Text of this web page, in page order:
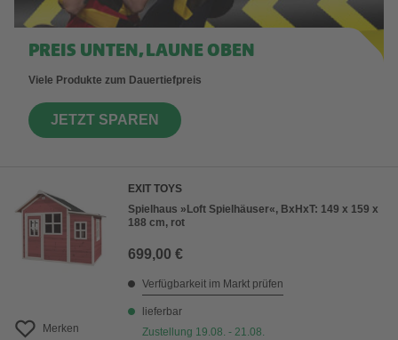
PREIS UNTEN, LAUNE OBEN
Viele Produkte zum Dauertiefpreis
JETZT SPAREN
Merken
EXIT TOYS
Spielhaus »Loft Spielhäuser«, BxHxT: 149 x 159 x
188 cm, rot
699,00 €
Verfügbarkeit im Markt prüfen
lieferbar
Zustellung 19.08. - 21.08.